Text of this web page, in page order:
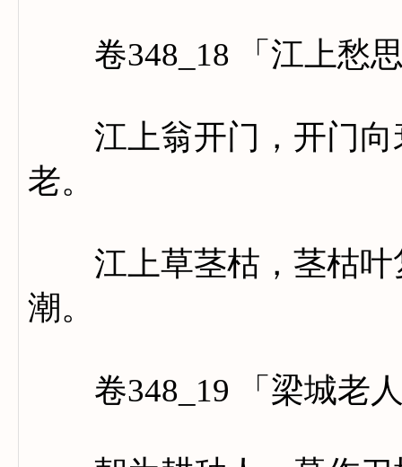
卷348_18 「江上愁思
江上翁开门，开门向
老。
江上草茎枯，茎枯叶
潮。
卷348_19 「梁城老人